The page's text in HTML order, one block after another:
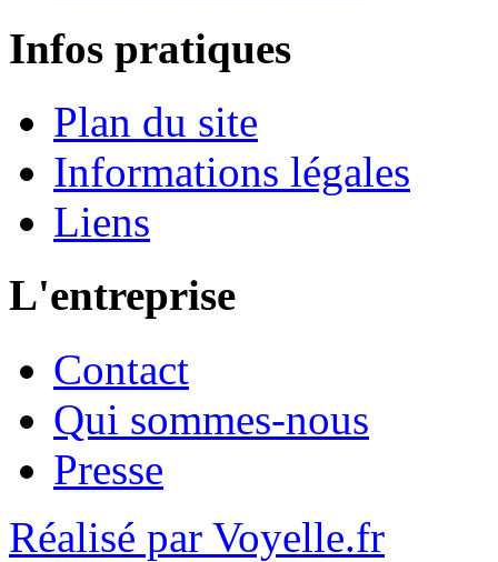
Infos pratiques
Plan du site
Informations légales
Liens
L'entreprise
Contact
Qui sommes-nous
Presse
Réalisé par Voyelle.fr